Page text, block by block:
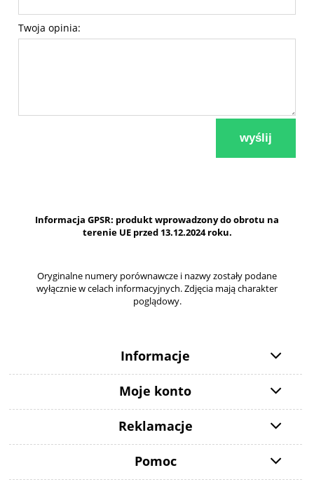
Twoja opinia:
wyślij
Informacja GPSR: produkt wprowadzony do obrotu na
terenie UE przed 13.12.2024 roku.
Oryginalne numery porównawcze i nazwy zostały podane
wyłącznie w celach informacyjnych. Zdjęcia mają charakter
poglądowy.
Informacje
Moje konto
Reklamacje
Pomoc